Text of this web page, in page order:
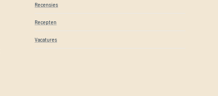
Recensies
Recepten
Vacatures